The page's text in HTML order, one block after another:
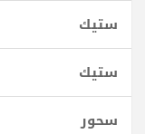
ستيك
ستيك
سحور